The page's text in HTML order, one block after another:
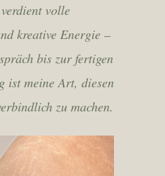
volle
kreative Energie –
bis zur fertigen
ist meine Art, diesen
zu machen.